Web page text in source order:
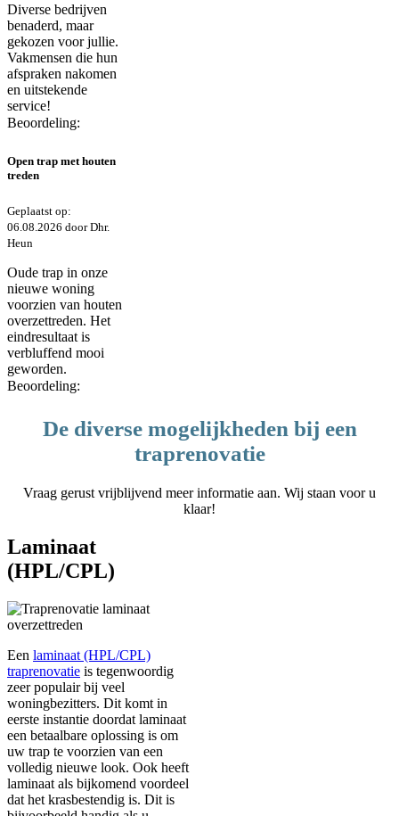
Diverse bedrijven
benaderd, maar
gekozen voor jullie.
Vakmensen die hun
afspraken nakomen
en uitstekende
service!
Beoordeling:
Open trap met houten
treden
Geplaatst op:
06.08.2026 door Dhr.
Heun
Oude trap in onze
nieuwe woning
voorzien van houten
overzettreden. Het
eindresultaat is
verbluffend mooi
geworden.
Beoordeling:
De diverse mogelijkheden bij een
traprenovatie
Vraag gerust vrijblijvend meer informatie aan. Wij staan voor u
klaar!
Laminaat
(HPL/CPL)
Een laminaat (HPL/CPL)
traprenovatie is tegenwoordig
zeer populair bij veel
woningbezitters. Dit komt in
eerste instantie doordat laminaat
een betaalbare oplossing is om
uw trap te voorzien van een
volledig nieuwe look. Ook heeft
laminaat als bijkomend voordeel
dat het krasbestendig is. Dit is